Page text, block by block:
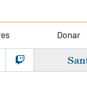
Donar